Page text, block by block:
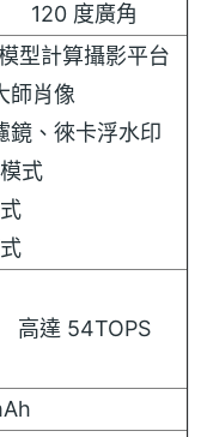
120 度廣角
型計算攝影平台
師肖像
鏡、徠卡浮水印
式
高達 54TOPS